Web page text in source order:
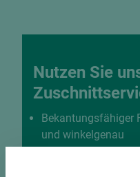
Nutzen Sie
Bekantungsfähiger
und winkelgenau
Hohe und präzise